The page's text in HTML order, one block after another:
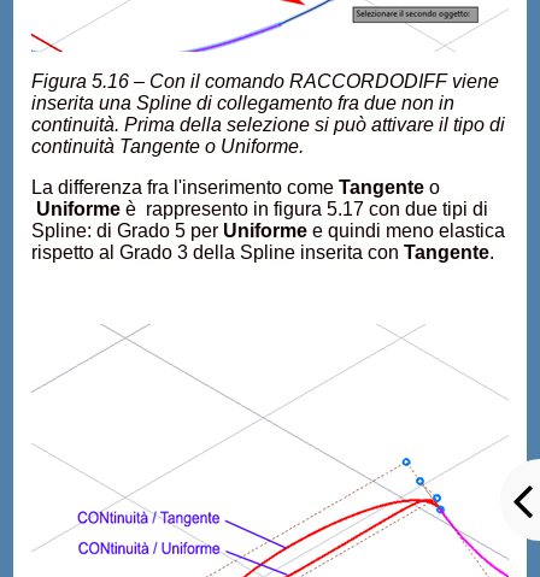
Figura 5.16 – Con il comando RACCORDODIFF viene
inserita una Spline di collegamento fra due non in
continuità. Prima della selezione si può attivare il tipo di
continuità Tangente o Uniforme.
La differenza fra l'inserimento comeTangente o
Uniforme è rappresento in figura 5.17 con due tipi di
Spline: di Grado 5 per Uniforme e quindi meno elastica
rispetto al Grado 3 della Spline inserita conTangente.